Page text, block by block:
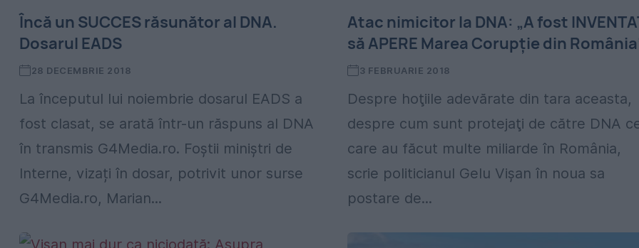
Încă un SUCCES răsunător al DNA.
Dosarul EADS
28 DECEMBRIE 2018
La începutul lui noiembrie dosarul EADS a
fost clasat, se arată într-un răspuns al DNA
în transmis G4Media.ro. Foștii miniștri de
Interne, vizați în dosar, potrivit unor surse
G4Media.ro, Marian...
Atac nimicitor la DNA: „A fost
să APERE Marea Corupție din
3 FEBRUARIE 2018
Despre hoţiile adevărate din tara aceasta,
despre cum sunt protejaţi de către DNA
care au făcut multe miliarde în România,
scrie politicianul Gelu Vişan în noua sa
postare de...